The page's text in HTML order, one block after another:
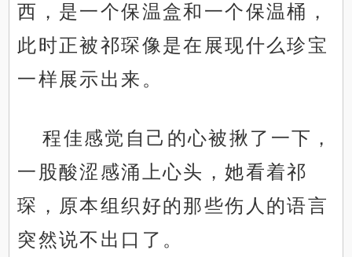
西，是一个保温盒和一个保温桶，
此时正被祁琛像是在展现什么珍宝
一样展示出来。
程佳感觉自己的心被揪了一下，
一股酸涩感涌上心头，她看着祁
琛，原本组织好的那些伤人的语言
突然说不出口了。